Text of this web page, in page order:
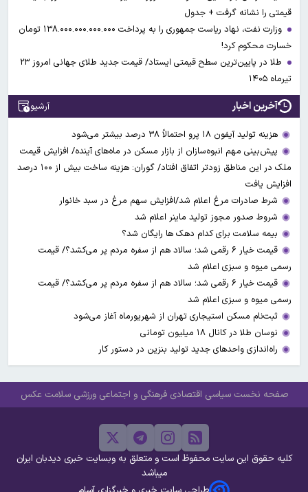
قیمتی را نشانه گرفت + جدول
وزارت نفت، نهاد ریاست جمهوری را به پرداخت ۱۳۸.۰۰۰.۰۰۰.۰۰۰.۰۰۰ تومان
خسارت محکوم کرد!
طلا در پایین‌ترین سطح قیمتی ایستاد/ قیمت جدید طلای جهانی امروز ۲۳
تیرماه ۱۴۰۵
آخرین اخبار آرشیو
هزینه تولید آیفون ۱۸ پرو احتمالاً ۳۸ درصد بیشتر می‌شود
پیش‌بینی مهم انبوه‌سازان از بازار مسکن در ماه‌های آینده/ افزایش قیمت
ملک در این مناطق زودتر اتفاق افتاد/ گوران: هزینه ساخت بیش از ۱۰۰ درصد
افزایش یافت
شرط صادرات مرغ اعلام شد/افزایش سهم مرغ در سبد خانوار
شروط صدور مجوز تولید ماینر اعلام شد
بیمه سلامت برای کدام دهک ها رایگان شد؟
قیمت خیار ۶ رقمی شد؛ سالاد هم از سفره مردم پر می‌کشد؟/ قیمت
رسمی میوه و سبزی اعلام شد
قیمت خیار ۶ رقمی شد؛ سالاد هم از سفره مردم پر می‌کشد؟/ قیمت
رسمی میوه و سبزی اعلام شد
ثبت‌نام مسکن استیجاری تهران از شهریورماه آغاز می‌شود
نوسان طلا در کانال ۱۸ میلیون تومانی
راه‌اندازی واحدهای جدید تولید بنزین در دستور کار
صفحه نخست سیاسی اقتصادی فرهنگی و اجتماعی ورزشی سلامت عکس
کلیه حقوق این سایت محفوظ است و متعلق به وبسایت خبری دیدبان ایران
میباشد